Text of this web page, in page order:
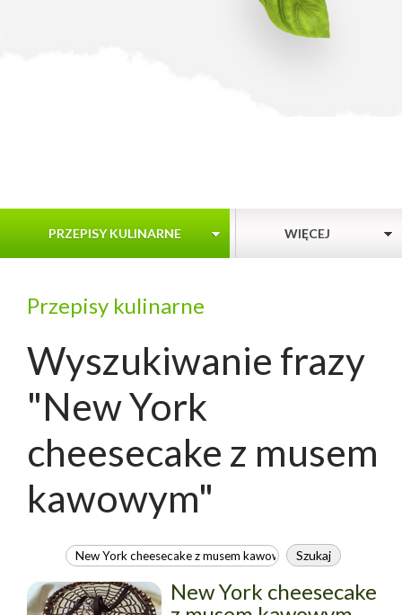
PRZEPISY KULINARNE WIĘCEJ
Przepisy kulinarne
Wyszukiwanie frazy
"New York
cheesecake z musem
kawowym"
New York cheesecake